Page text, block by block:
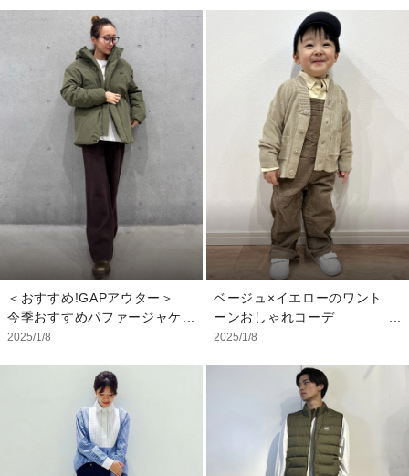
ミヤニットパンツは、落ち着
きのあるブラウンですこし大
人っぽく。 着心地も肌触り
も良いGAPのニット。
<スタッフ着用サイズ>
・ニット S
・Tシャツ XS
・パンツ XXS
レンドのバレルデニムはウエ
スト部分がクロスになってい
てとってもお洒落‼︎ 一味違っ
たデザインを楽しみたい方必
見です♪ ショート丈トップス
を合わせるとバランス◎ ア
ウターには今からでも、これ
から先もシーズン通して長く
着用できるナイロンパーカー
を。 軽くてシワになりにく
く手入れしやすい優秀アイテ
ムです‼︎
【スタッフ着用サイズ】
・トップス XXS
・インナー XXS
※その他 私物
＜おすすめ!GAPアウター＞
今季おすすめパファージャケ
ットの紹介です。 胸にはミ
いスラントポケット。 中綿
にはサスティナブルな高機能
素材を使用しているため、と
にかく暖かい！ ユニセック
スでお使い頂けるアイテムで
2025/1/8
ベージュ×イエローのワント
ーンおしゃれコーデ
新作で入ってきた柔らかいイ
ーデュロイオーバーオールと
合わせておしゃれなワントー
ンコーデにしました！ブラナ
ンベアの刺繍のワンポイント
が可愛らしく、卒園式や入園
入学にも使って頂けそうです
2025/1/8